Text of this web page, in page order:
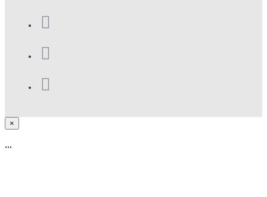
×
...